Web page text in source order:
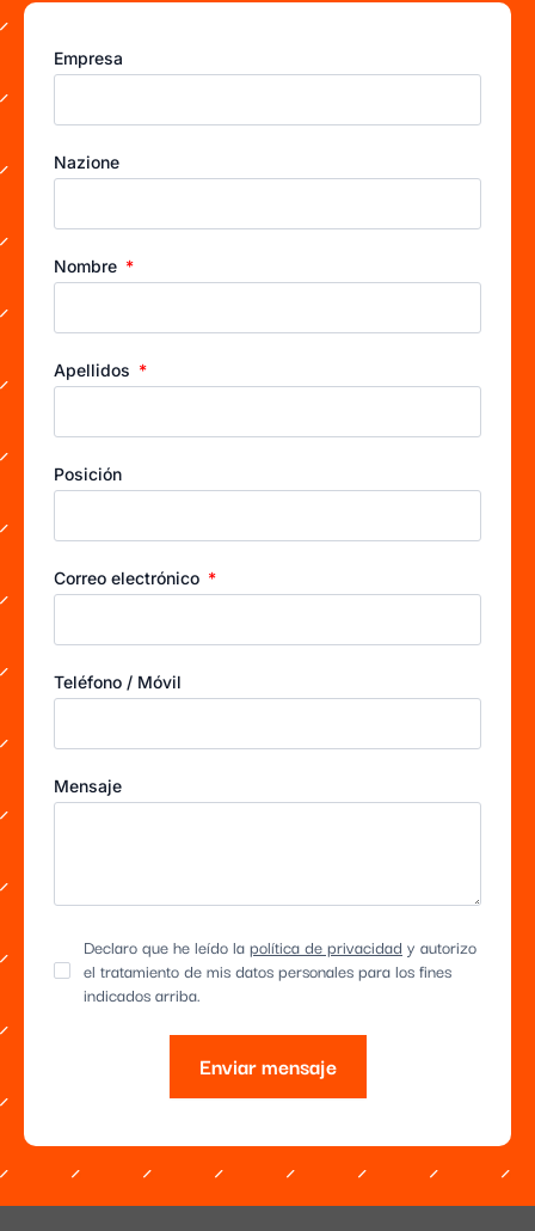
Empresa
Nazione
Nombre
Apellidos
Posición
Correo electrónico
Teléfono / Móvil
Mensaje
Declaro que he leído lapolítica de privacidad y autorizo
el tratamiento de mis datos personales para los fines
indicados arriba.
Enviar mensaje